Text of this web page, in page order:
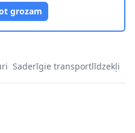
grozam
Saderīgie transportlīdzekļi